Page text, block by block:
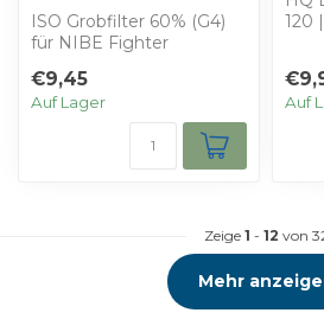
ISO Grobfilter 60% (G4)
für NIBE Fighter
mit 4 vorgesc...
€9,45
Auf Lager
120
Auf
Zeige 1 - 12 von
Mehr